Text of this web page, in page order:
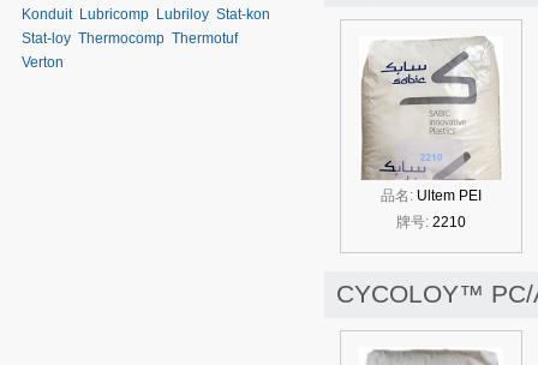
品名: Ultem PEI
牌号: 2210
CYCOLOY™ PC/
Konduit Lubricomp Lubriloy Stat-kon
Stat-loy Thermocomp Thermotuf
Verton